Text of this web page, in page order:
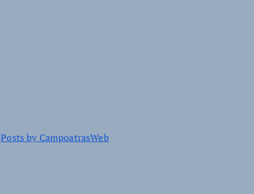
Posts by CampoatrasWeb